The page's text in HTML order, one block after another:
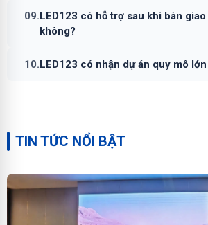
09.LED123 có hỗ trợ sau khi bàn
không?
10.LED123 có nhận dự án quy mô
TIN TỨC NỔI BẬT